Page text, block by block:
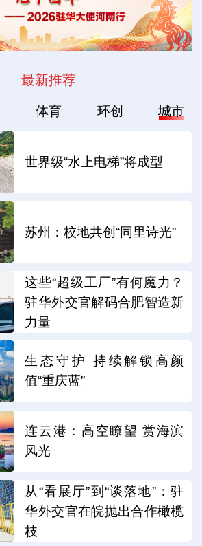
最新推荐
体育 环创 城市
世界级“水上电梯”将成型
苏州：校地共创“同里诗光”
这些“超级工厂”有何魔力？
驻华外交官解码合肥智造新
力量
生态守护 持续解锁高颜
值“重庆蓝”
连云港：高空瞭望 赏海滨
风光
从“看展厅”到“谈落地”：驻
华外交官在皖抛出合作橄榄
枝